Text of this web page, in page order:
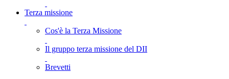
Terza missione
Cos'è la Terza Missione
Il gruppo terza missione del DII
Brevetti